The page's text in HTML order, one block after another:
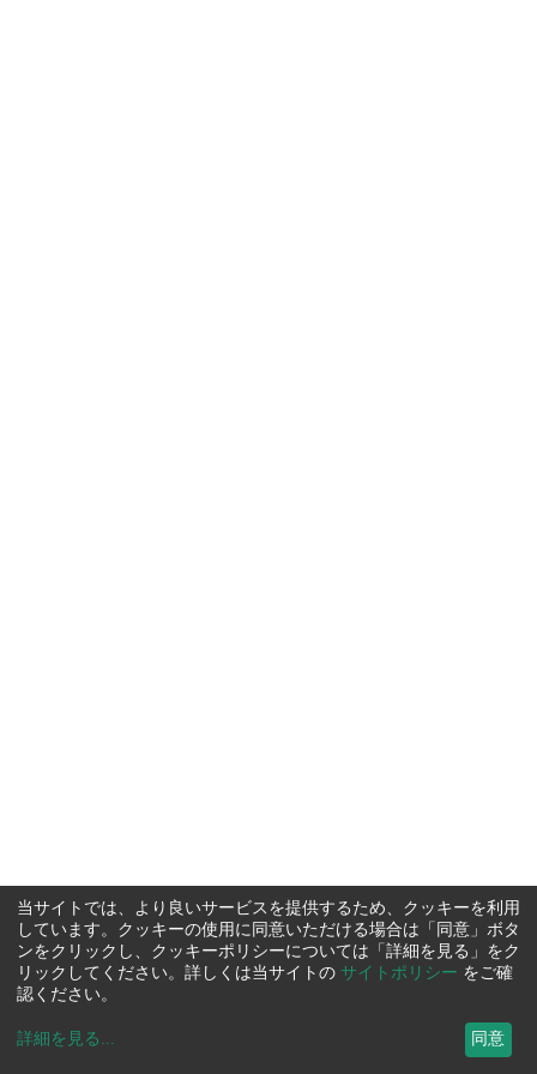
当サイトでは、より良いサービスを提供するため、クッキーを利用
しています。クッキーの使用に同意いただける場合は「同意」ボタ
ンをクリックし、クッキーポリシーについては「詳細を見る」をク
リックしてください。詳しくは当サイトの サイトポリシー をご確
認ください。
詳細を見る ... 同意